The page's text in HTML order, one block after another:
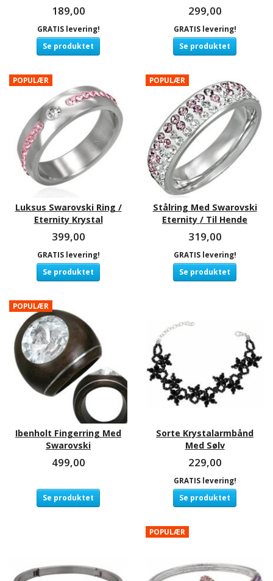
189,00
GRATIS levering!
Se produktet
299,00
GRATIS levering!
Se produktet
POPULÆR
Luksus Swarovski Ring /
Eternity Krystal
399,00
GRATIS levering!
Se produktet
POPULÆR
Stålring Med Swarovski
Eternity / Til Hende
319,00
GRATIS levering!
Se produktet
POPULÆR
Ibenholt Fingerring Med
Swarovski
499,00
Se produktet
Sorte Krystalarmbånd
Med Sølv
229,00
GRATIS levering!
Se produktet
POPULÆR